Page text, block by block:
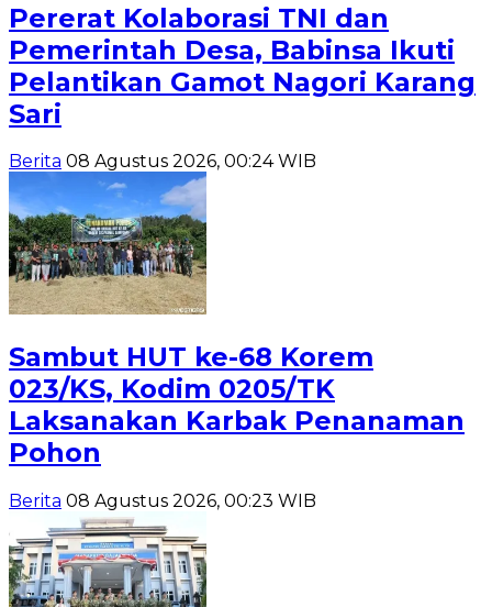
Pererat Kolaborasi TNI dan
Pemerintah Desa, Babinsa Ikuti
Pelantikan Gamot Nagori Karang
Sari
Berita 08 Agustus 2026, 00:24 WIB
Sambut HUT ke-68 Korem
023/KS, Kodim 0205/TK
Laksanakan Karbak Penanaman
Pohon
Berita 08 Agustus 2026, 00:23 WIB